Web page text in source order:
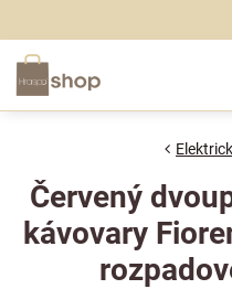
Červený
kávovary